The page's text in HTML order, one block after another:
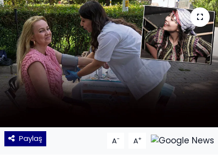
Paylaş A- A+
SAĞLIK
Siyaset
SPOR
TEKNOLOJİ
YEREL POLİTİKA